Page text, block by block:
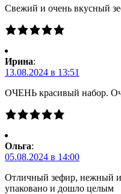
Свежий и очень вкусный
Ирина:
13.08.2024 в 13:51
ОЧЕНЬ красивый набор.
Ольга:
05.08.2024 в 14:00
Отличный зефир, нежный
упаковано и дошло целым